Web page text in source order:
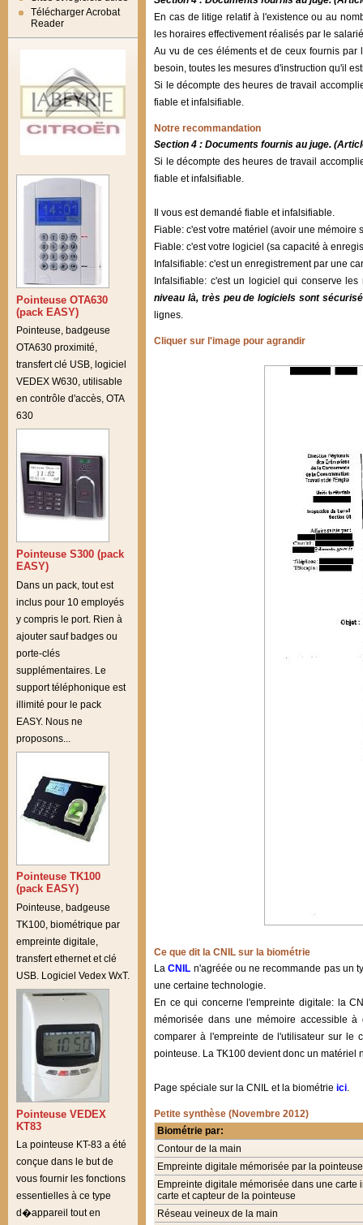
Télécharger Acrobat
Reader
Pointeuse OTA630
(pack EASY)
Pointeuse, badgeuse
OTA630 proximité,
transfert clé USB, logiciel
VEDEX W630, utilisable
en contrôle d'accès, OTA
630
Pointeuse S300 (pack
EASY)
Dans un pack, tout est
inclus pour 10 employés
y compris le port. Rien à
ajouter sauf badges ou
porte-clés
supplémentaires. Le
support téléphonique est
illimité pour le pack
EASY. Nous ne
proposons...
Pointeuse TK100
(pack EASY)
Pointeuse, badgeuse
TK100, biométrique par
empreinte digitale,
transfert ethernet et clé
USB. Logiciel Vedex WxT.
Pointeuse VEDEX
KT83
La pointeuse KT-83 a été
conçue dans le but de
vous fournir les fonctions
essentielles à ce type
d�appareil tout en
En cas de litige relatif à l'existence ou au
les horaires effectivement réalisés par le
Au vu de ces éléments et de ceux fournis
besoin, toutes les mesures d'instruction qu'il
Si le décompte des heures de travail
fiable et infalsifiable.
Notre recommandation
Section 4 : Documents fournis au juge.
Si le décompte des heures de travail
fiable et infalsifiable.
Il vous est demandé fiable et infalsifiable.
Fiable: c'est votre matériel (avoir une
Fiable: c'est votre logiciel (sa capacité à
Infalsifiable: c'est un enregistrement par une
Infalsifiable: c'est un logiciel qui conserve
niveau là, très peu de logiciels sont
lignes.
Cliquer sur l'image pour agrandir
Ce que dit la CNIL sur la biométrie
LaCNIL n'agréée ou ne recommande pas un
une certaine technologie.
En ce qui concerne l'empreinte digitale: la
mémorisée dans une mémoire accessible
comparer à l'empreinte de l'utilisateur sur le
pointeuse. La TK100 devient donc un matériel
Page spéciale sur la CNIL et la biométrie ici.
Petite synthèse (Novembre 2012)
Biométrie par:
Contour de la main
Empreinte digitale mémorisée par la pointeuse
Empreinte digitale mémorisée dans une
carte et capteur de la pointeuse
Réseau veineux de la main